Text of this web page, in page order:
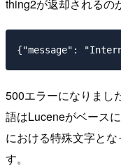
thing2が返却されるの
500エラーになりまし
語はLuceneがベース
における特殊文字と
す。